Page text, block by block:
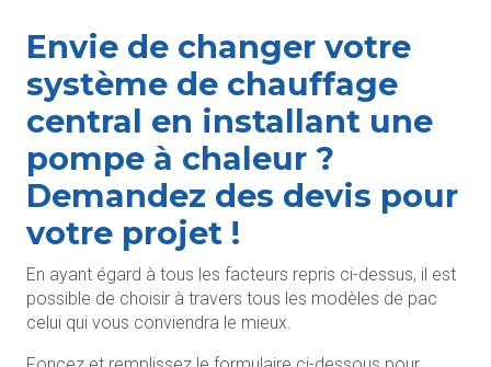
Envie de changer votre
système de chauffage
central en installant une
pompe à chaleur ?
Demandez des devis pour
votre projet !
En ayant égard à tous les facteurs repris ci-dessus, il est
possible de choisir à travers tous les modèles de pac
celui qui vous conviendra le mieux.